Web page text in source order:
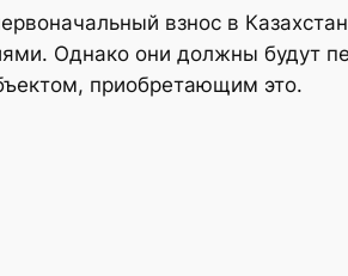
взнос в
Однако они должны будут
приобретающим это.